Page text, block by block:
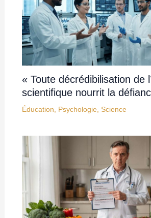
« Toute décrédibilisation de
scientifique nourrit la
Éducation Psychologie Science